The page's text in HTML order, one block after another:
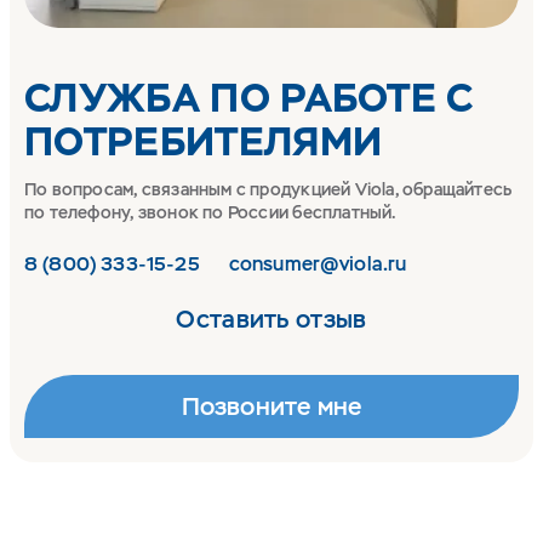
СЛУЖБА ПО РАБОТЕ С
ПОТРЕБИ­ТЕЛЯМИ
По вопросам, связанным с продукцией Viola, обращайтесь
по телефону, звонок по России бесплатный.
8 (800) 333-15-25 consumer@viola.ru
Оставить отзыв
Позвоните мне